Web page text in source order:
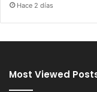
Hace 2 días
Most Viewed